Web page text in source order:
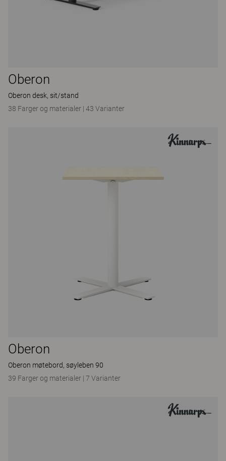
Oberon
Oberon desk, sit/stand
38 Farger og materialer | 43 Varianter
Oberon
Oberon møtebord, søyleben 90
39 Farger og materialer | 7 Varianter